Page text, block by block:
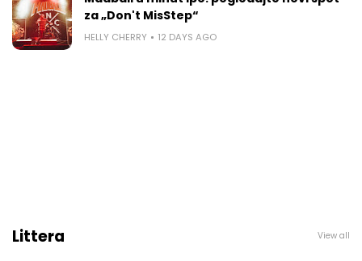
za „Don't MisStep“
HELLY CHERRY 12 DAYS AGO
Littera View all